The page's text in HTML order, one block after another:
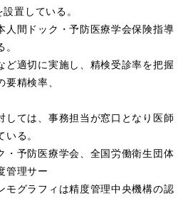
置している。
間ドック・予防医療学会保険指導
適切に実施し、精検受診率を把握
要精検率、
ては、事務担当が窓口となり医師
る。
予防医療学会、全国労働衛生団体
管理サー
グラフィは精度管理中央機構の認